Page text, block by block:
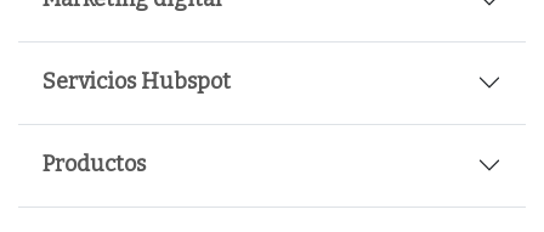
Servicios Hubspot
Productos